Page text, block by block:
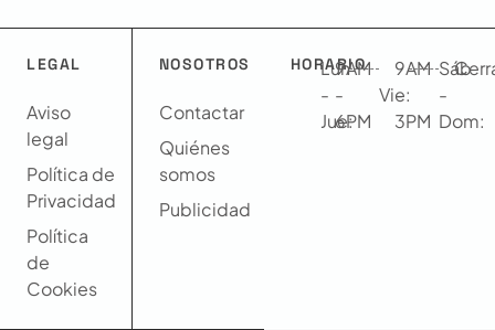
LEGAL
Aviso
legal
Política de
Privacidad
Política
de
Cookies
NOSOTROS
Contactar
Quiénes
somos
Publicidad
HORARIO
Lun
-
Jue:
9AM
-
6PM
Vie:
9AM
-
3PM
Sáb
-
Dom: